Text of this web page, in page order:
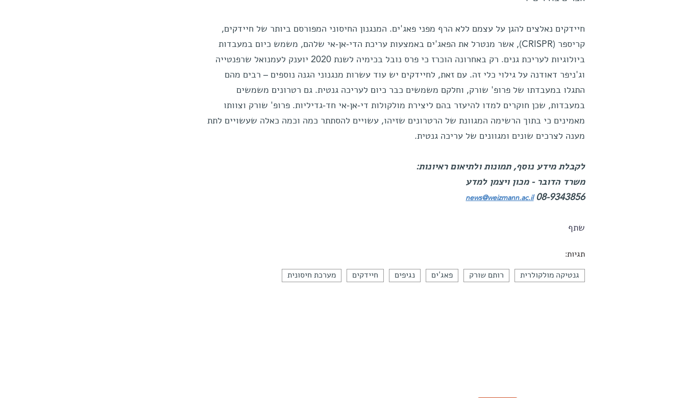
חיידקים נאלצים להגן על עצמם ללא הרף מפני פאג'ים. המנגנון החיסוני המפורסם ביותר של חיידקים,
קריספר (CRISPR), אשר מנטרל את הפאג'ים באמצעות עריכת הדי-אן-אי שלהם, משמש כיום במעבדות
ביולוגיות לעריכת גנים. רק באחרונה הוכרז כי פרס נובל בכימיה לשנת 2020 יוענק לעמנואל שרפנטייה
וג'ניפר דאודנה על גילוי כלי זה. עם זאת, לחיידקים יש עוד עשרות מנגנוני הגנה נוספים – רבים מהם
התגלו במעבדתו של פרופ' שורק, וחלקם משמשים כבר כיום לעריכה גנטית. גם רטרונים משמשים
במעבדות, שכן חוקרים למדו להיעזר בהם ליצירת מולקולות די-אן-אי חד-גדיליות. פרופ' שורק וצוותו
מאמינים כי בתוך הרשימה המגוונת של הרטרונים שזיהו, עשויים להסתתר כמה וכמה כאלה שעשויים לתת
מענה לצרכים שונים ומגוונים של עריכה גנטית.
לקבלת מידע נוסף, תמונות ולתיאום ראיונות:
משרד הדובר - מכון ויצמן למדע
08-9343856
news@weizmann.ac.il
שתף
תגיות:
גנטיקה מולקולרית רותם שורק פאג'ים נגיפים חיידקים מערכת חיסונית